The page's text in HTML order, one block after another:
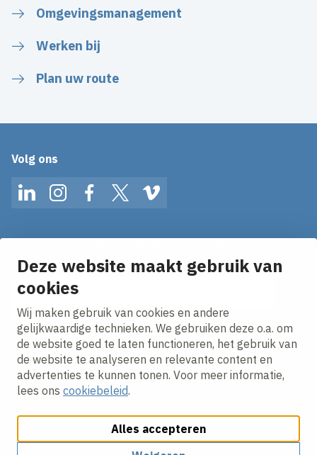
Deze website maakt gebruik van
cookies
Wij maken gebruik van cookies en andere
gelijkwaardige technieken. We gebruiken deze o.a. om
de website goed te laten functioneren, het gebruik van
de website te analyseren en relevante content en
advertenties te kunnen tonen. Voor meer informatie,
lees ons cookiebeleid.
Alles accepteren
Omgevingsmanagement
Werken bij
Plan uw route
Volg ons
LinkedInInstagramFacebookTwitterVimeo
Ontvang onze nieuws alerts in je mailbox!
E-mailadres
Ik ga akkoord met hetprivacy statement.
Cookies aanpassenCookie beleidPrivacy policy
Algemene inkoopvoorwaarden